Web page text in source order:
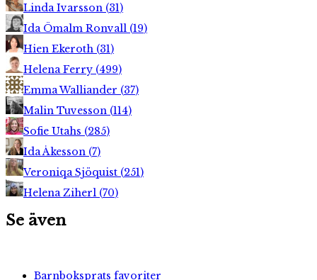
Linda Ivarsson (31)
Ida Ömalm Ronvall (19)
Hien Ekeroth (31)
Helena Ferry (499)
Emma Walliander (37)
Malin Tuvesson (114)
Sofie Utahs (285)
Ida Åkesson (7)
Veroniqa Sjöquist (251)
Helena Ziherl (70)
Se även
Barnboksprats favoriter